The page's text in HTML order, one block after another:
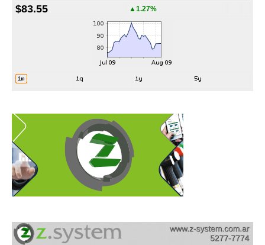
$83.55 ▲1.27%